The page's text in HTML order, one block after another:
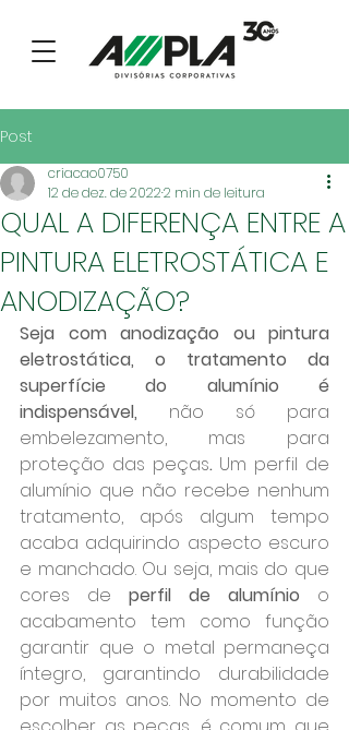
Post
QUAL A DIFERENÇA ENTRE A
PINTURA ELETROSTÁTICA E
ANODIZAÇÃO?
criacao0750
12 de dez. de 20222 min de leitura
Seja com anodização ou pintura
eletrostática, o tratamento da
superfície do alumínio é
indispensável, não só para
embelezamento, mas para
proteção das peças. Um perfil de
alumínio que não recebe nenhum
tratamento, após algum tempo
acaba adquirindo aspecto escuro
e manchado. Ou seja, mais do que
cores de perfil de alumínio o
acabamento tem como função
garantir que o metal permaneça
íntegro, garantindo durabilidade
por muitos anos. No momento de